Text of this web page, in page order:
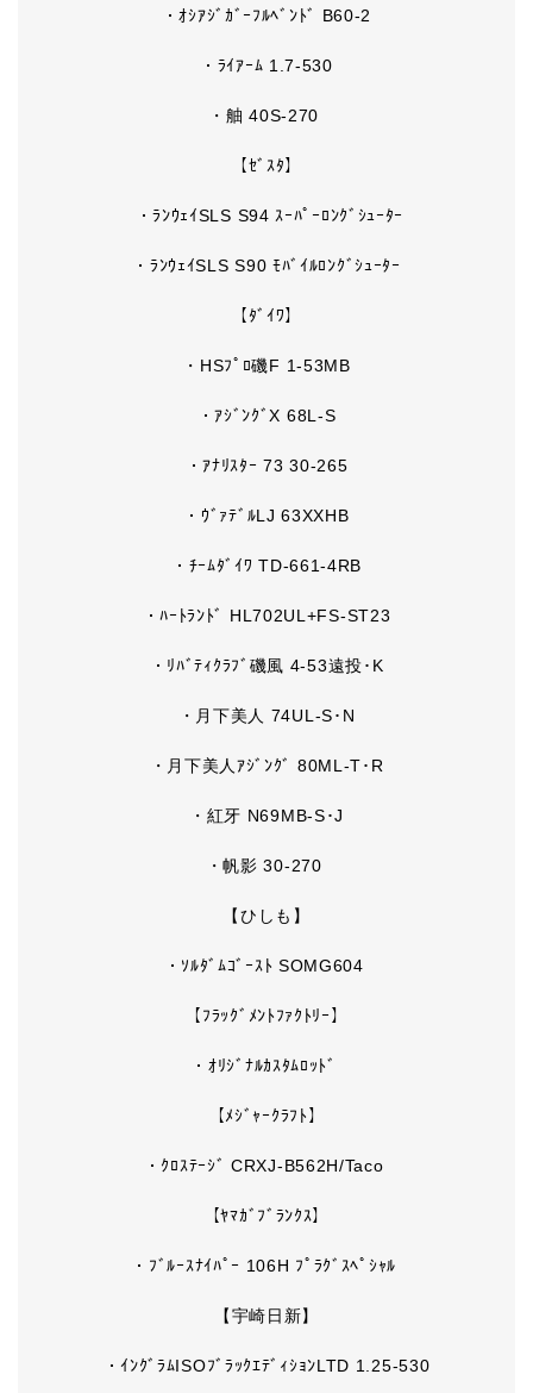
・ｵｼｱｼﾞｶﾞｰﾌﾙﾍﾞﾝﾄﾞ B60-2
・ﾗｲｱｰﾑ 1.7-530
・舳 40S-270
【ｾﾞｽﾀ】
・ﾗﾝｳｪｲSLS S94 ｽｰﾊﾟｰﾛﾝｸﾞｼｭｰﾀｰ
・ﾗﾝｳｪｲSLS S90 ﾓﾊﾞｲﾙﾛﾝｸﾞｼｭｰﾀｰ
【ﾀﾞｲﾜ】
・HSﾌﾟﾛ磯F 1-53MB
・ｱｼﾞﾝｸﾞX 68L-S
・ｱﾅﾘｽﾀｰ 73 30-265
・ｳﾞｧﾃﾞﾙLJ 63XXHB
・ﾁｰﾑﾀﾞｲﾜ TD-661-4RB
・ﾊｰﾄﾗﾝﾄﾞ HL702UL+FS-ST23
・ﾘﾊﾞﾃｨｸﾗﾌﾞ磯風 4-53遠投･K
・月下美人 74UL-S･N
・月下美人ｱｼﾞﾝｸﾞ 80ML-T･R
・紅牙 N69MB-S･J
・帆影 30-270
【ひしも】
・ｿﾙﾀﾞﾑｺﾞｰｽﾄ SOMG604
【ﾌﾗｯｸﾞﾒﾝﾄﾌｧｸﾄﾘｰ】
・ｵﾘｼﾞﾅﾙｶｽﾀﾑﾛｯﾄﾞ
【ﾒｼﾞｬｰｸﾗﾌﾄ】
・ｸﾛｽﾃｰｼﾞ CRXJ-B562H/Taco
【ﾔﾏｶﾞﾌﾞﾗﾝｸｽ】
・ﾌﾞﾙｰｽﾅｲﾊﾟｰ 106H ﾌﾟﾗｸﾞｽﾍﾟｼｬﾙ
【宇崎日新】
・ｲﾝｸﾞﾗﾑISOﾌﾞﾗｯｸｴﾃﾞｨｼｮﾝLTD 1.25-530